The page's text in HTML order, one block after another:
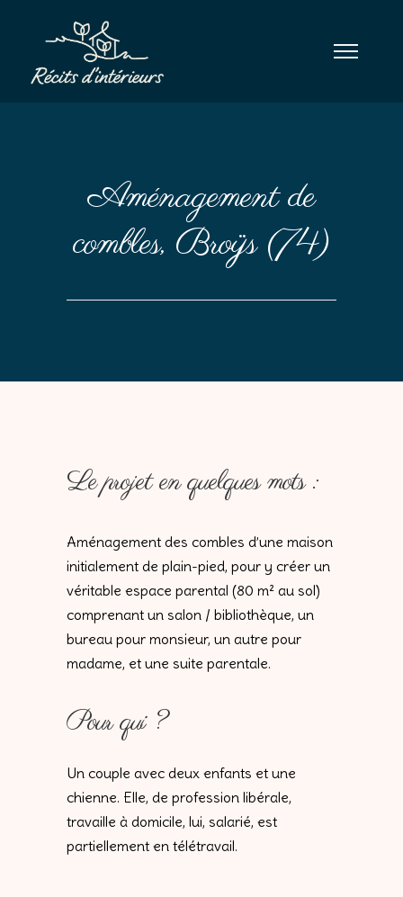
Aménagement de
combles, Broÿs (74)
Le projet en quelques mots :
Aménagement des combles d’une maison
initialement de plain-pied, pour y créer un
véritable espace parental (80 m² au sol)
comprenant un salon / bibliothèque, un
bureau pour monsieur, un autre pour
madame, et une suite parentale.
Pour qui ?
Un couple avec deux enfants et une
chienne. Elle, de profession libérale,
travaille à domicile, lui, salarié, est
partiellement en télétravail.